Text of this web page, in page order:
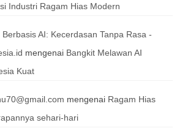
Industri Ragam Hias Modern
AI: Kecerdasan Tanpa Rasa -
mengenai Bangkit Melawan AI
Kuat
mengenai Ragam Hias
sehari-hari